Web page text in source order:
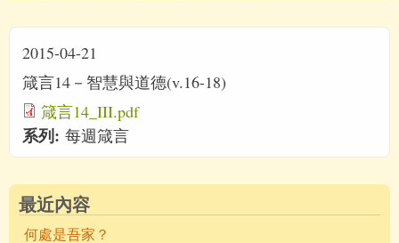
2015-04-21
箴言14－智慧與道德(v.16-18)
箴言14_III.pdf
系列: 每週箴言
最近內容
何處是吾家？